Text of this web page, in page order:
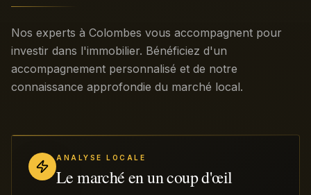
Nos experts à Colombes vous accompagnent pour
investir dans l'immobilier. Bénéficiez d'un
accompagnement personnalisé et de notre
connaissance approfondie du marché local.
ANALYSE LOCALE
Le marché en un coup d'œil